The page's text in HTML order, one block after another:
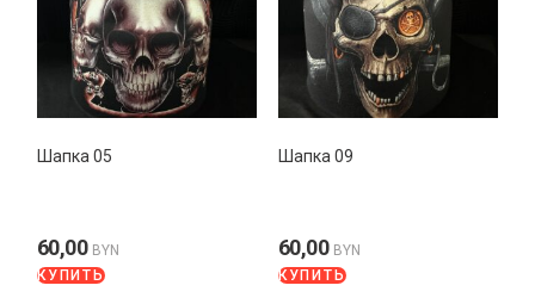
Шапка 05
60,00 BYN
КУПИТЬ
Шапка 09
60,00 BYN
КУПИТЬ